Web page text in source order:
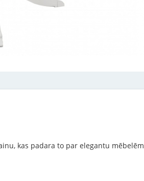
kas padara to par elegantu mēbelēm